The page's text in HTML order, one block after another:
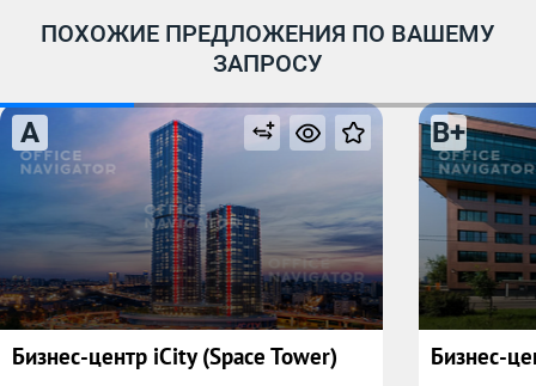
ПОХОЖИЕ ПРЕДЛОЖЕНИЯ ПО ВАШЕМУ
ЗАПРОСУ
A
Бизнес-центр iCity (Space Tower)
B+
Бизнес-